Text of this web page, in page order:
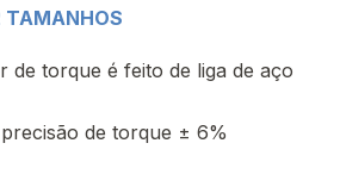
TAMANHOS
de torque é feito de liga de aço
de torque ± 6%